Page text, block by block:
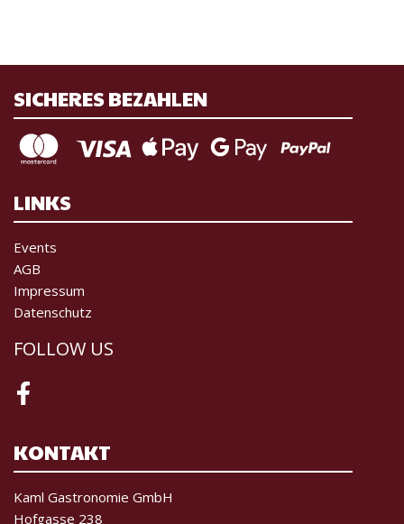
SICHERES BEZAHLEN
LINKS
Events
AGB
Impressum
Datenschutz
FOLLOW US
Facebook
KONTAKT
Kaml Gastronomie GmbH
Hofgasse 238